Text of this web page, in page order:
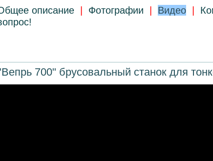
описание Фотографии Видео
700" брусовальный станок для